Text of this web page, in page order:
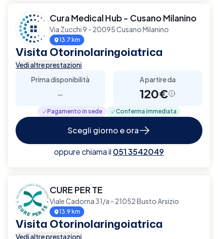
Cura Medical Hub - Cusano Milanino
Via Zucchi 9 - 20095 Cusano Milanino
13.7 km
Visita Otorinolaringoiatrica
Vedi altre prestazioni
Prima disponibilità
-
A partire da
120€
Pagamento in sede Conferma immediata
Scegli giorno e ora
oppure chiama il 051 3542049
CURE PER TE
Viale Cadorna 31/a - 21052 Busto Arsizio
13.9 km
Visita Otorinolaringoiatrica
Vedi altre prestazioni